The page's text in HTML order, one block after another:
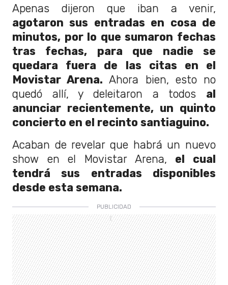
Apenas dijeron que iban a venir,
agotaron sus entradas en cosa de
minutos, por lo que sumaron fechas
tras fechas, para que nadie se
quedara fuera de las citas en el
Movistar Arena. Ahora bien, esto no
quedó allí, y deleitaron a todos al
anunciar recientemente, un quinto
concierto en el recinto santiaguino.
Acaban de revelar que habrá un nuevo
show en el Movistar Arena, el cual
tendrá sus entradas disponibles
desde esta semana.